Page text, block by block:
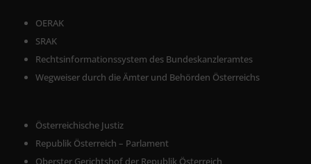
OERAK
SRAK
Rechtsinformationssystem des Bundeskanzleramtes
Wegweiser durch die Ämter und Behörden Österreichs
Österreichische Justiz
Republik Österreich – Parlament
Oberster Gerichtshof der Republik Österreich